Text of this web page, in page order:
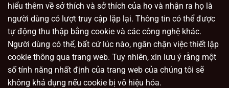
hiểu thêm về sở thích và sở thích của họ và nhận ra họ là
người dùng có lượt truy cập lặp lại. Thông tin có thể được
tự động thu thập bằng cookie và các công nghệ khác.
Người dùng có thể, bất cứ lúc nào, ngăn chặn việc thiết lập
cookie thông qua trang web. Tuy nhiên, xin lưu ý rằng một
số tính năng nhất định của trang web của chúng tôi sẽ
không khả dụng nếu cookie bị vô hiệu hóa.